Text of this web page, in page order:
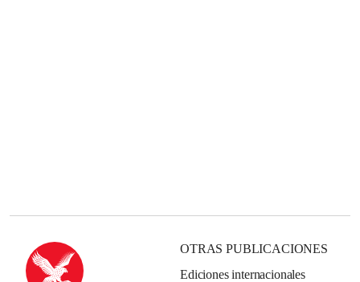
OTRAS PUBLICACIONES
Ediciones internacionales